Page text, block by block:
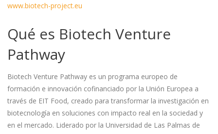
www.biotech-project.eu
Qué es Biotech Venture
Pathway
Biotech Venture Pathway es un programa europeo de
formación e innovación cofinanciado por la Unión Europea a
través de EIT Food, creado para transformar la investigación en
biotecnología en soluciones con impacto real en la sociedad y
en el mercado. Liderado por la Universidad de Las Palmas de